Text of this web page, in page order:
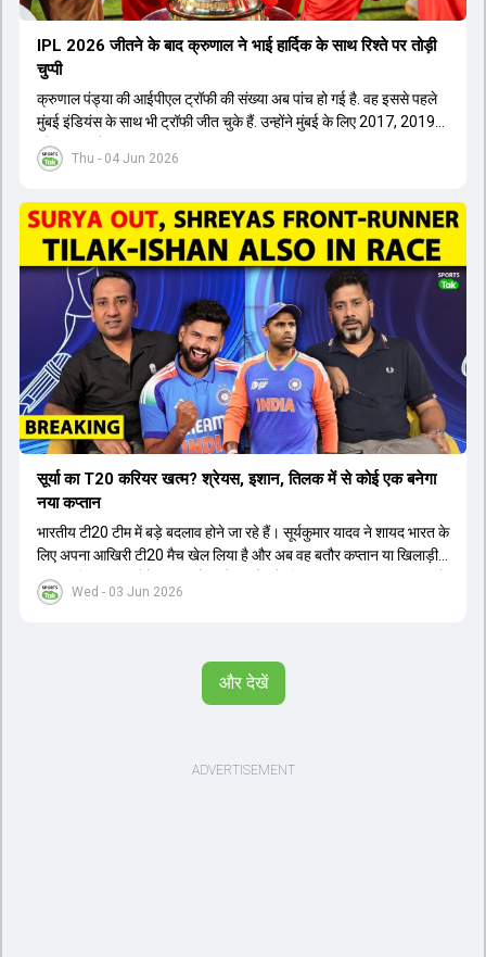
Thu - 04 Jun 2026
IPL 2026 जीतने के बाद क्रुणाल ने भाई हार्द‍िक के साथ र‍िश्ते पर तोड़ी
चुप्पी
क्रुणाल पंड्या की आईपीएल ट्रॉफी की संख्या अब पांच हो गई है. वह इससे पहले
मुंबई इंडियंस के साथ भी ट्रॉफी जीत चुके हैं. उन्होंने मुंबई के लिए 2017, 2019
और 2020 में ट्रॉफी जीती थी.
Wed - 03 Jun 2026
सूर्या का T20 करियर खत्म? श्रेयस, इशान, तिलक में से कोई एक बनेगा
नया कप्तान
भारतीय टी20 टीम में बड़े बदलाव होने जा रहे हैं। सूर्यकुमार यादव ने शायद भारत के
लिए अपना आखिरी टी20 मैच खेल लिया है और अब वह बतौर कप्तान या खिलाड़ी
टीम का हिस्सा नहीं होंगे। आयरलैंड और इंग्लैंड के खिलाफ आगामी टी20 सीरीज के
लिए नए कप्तान की तलाश जारी है। इस रेस में श्रेयस अय्यर सबसे आगे चल रहे
दौड़ से बाहर हैं। आगामी सीरीज के लिए वैभव सूर्यवंशी को तीसरे ओपनर के तौर पर
टीम में शामिल किया जाएगा, जबकि अभिषेक शर्मा और संजू सैमसन पहली पसंद
और देखें